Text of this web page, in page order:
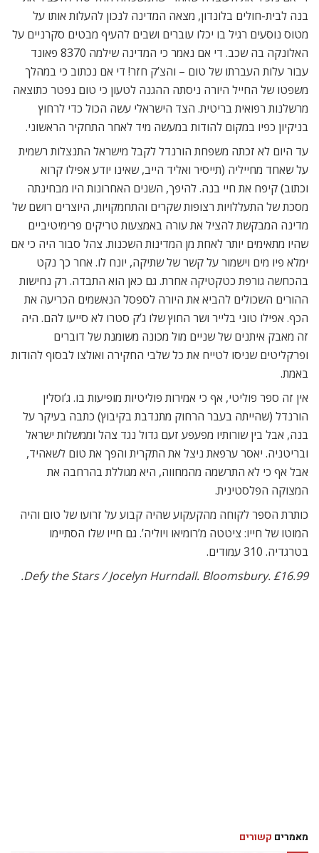
בנה לבית-חולים בלונדון, מצאה המדינה לנכון להעלות אותו על
מטוס נוסעים רגיל בו יכלו עוברים ושבים להעיף מבטים סקרניים על
האלונקה בה שכב. די אם נאמר כי המדינה שילמה 8370 פאונד
עבור עלות העברתו של טום – והצ’ק חזר! די אם נכתוב כי במהלך
משפטו של החייל היורה ניסתה ההגנה לטעון כי טום נפטר כתוצאה
מרשלנות רפואית בריטית. הצד הישראלי עשה הכול כדי לרחוץ
בניקיון כפיו במקום להודות במעשה מיד לאחר התחקיר הראשוני.
עד היום לא זכתה משפחת הורנדל לקבל מישראל התנצלות רשמית
על שאחד מחייליה (תייסיר ואליד הייב, שאינו יודע אפילו קרוא
וכתוב) קיפח את חיי בנה. להיפך, השנים האחרונות היו מבחינתה
מסכת של התעללויות רצופות שקרים והתחמקויות, היוצרים רושם של
מדינה המבקשת להציל את עורה באמצעות טריקים פרימיטיביים
שהיו מתאימים יותר לאחת מן המדינות השכנות. צהל סבור היה כי אם
ימלא פיו מים וישמור על קשר של שתיקה, יונח לו. אחר כך נקט
בהכחשה גורפת כטקטיקה אחרת. גם כאן הוא התבדה. רק נחישות
ההורים השכולים להביא את היורה לספסל הנאשמים הכריעה את
הכף. אפילו טוני בלייר ושר החוץ שלו ג’ק סטרו לא סייעו להם. היה
זה מאבק איתנים של שניים מול מכונה משומנת של דוברים
ופרקליטים שניסו לטייח את כל שלבי החקירה ואולצו לבסוף להודות
באמת.
אין זה ספר פוליטי, אף כי אמירות פוליטיות מופיעות בו. ג’וסלין
הורנדל (שהייתה בעבר הרחוק מתנדבת בקיבוץ) כתבה בעיקר על
בנה, אבל בין שורותיו מפעפע זעם גדול נגד צהל וממשלות ישראל
ובריטניה. יאסר ערפאת ניצל את התקרית והפך את טום לשאהיד,
אבל אף כי לא התרשמה מהמחווה, היא מגוללת בהרחבה את
המצוקה הפלסטינית.
כותרת הספר לקוחה מהקעקוע שהיה קבוע על זרועו של טום והיה
המוטו של חייו: ציטטה מ’רומיאו ויוליה’. גם חייו שלו הסתיימו
בטרגדיה. 310 עמודים.
Defy the Stars / Jocelyn Hurndall. Bloomsbury. £16.99.
מאמרים קשורים